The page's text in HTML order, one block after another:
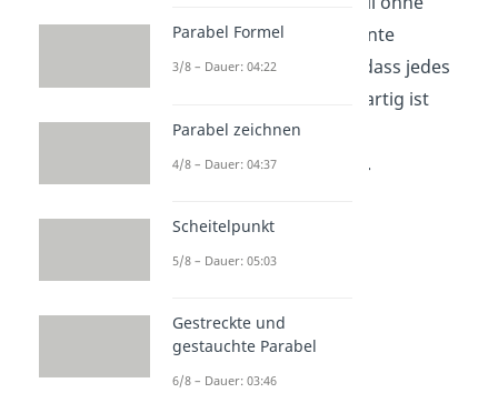
Wiederholung alle Elemente
voneinander. Das heißt, dass jedes
Objekt tatsächlich einzigartig ist
bezüglich seiner
Merkmalsausprägungen.
Parabel Formel
3/8 – Dauer: 04:22
Parabel zeichnen
4/8 – Dauer: 04:37
Scheitelpunkt
5/8 – Dauer: 05:03
Gestreckte und
gestauchte Parabel
6/8 – Dauer: 03:46